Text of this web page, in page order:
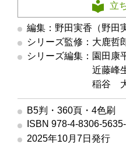
立
編集：野田実香（野田
シリーズ監修：大鹿哲
シリーズ編集：園田康
近藤峰
稲谷 大
B5判・360頁・4色刷
ISBN 978-4-8306-
2025年10月7日発行